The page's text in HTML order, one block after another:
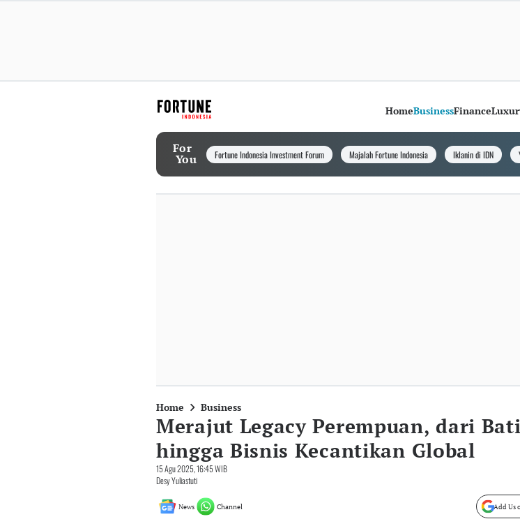
HomeBusinessFinance
For
You Fortune Indonesia Investment Forum Majalah Fortune Indonesia Iklanin di IDN
Home Business
Merajut Legacy Perempuan, dari
hingga Bisnis Kecantikan Global
15 Agu 2025, 16:45 WIB
Desy Yuliastuti
News Channel Add Us